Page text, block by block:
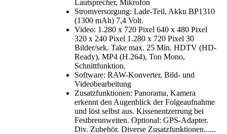
Lautsprecher, Mikrofon
Stromversorgung: Lade-Teil, Akku BP1310
(1300 mAh) 7,4 Volt.
Video: 1.280 x 720 Pixel 640 x 480 Pixel
320 x 240 Pixel 1.280 x 720 Pixel 30
Bilder/sek. Take max. 25 Min. HDTV (HD-
Ready), MP4 (H.264), Ton Mono,
Schnittfunktion.
Software: RAW-Konverter, Bild- und
Videobearbeitung
Zusatzfunktionen: Panorama, Kamera
erkennt den Augenblick der Folgeaufnahme
und löst selbst aus. Kissenentzerrung bei
Festbrennweiten. Optional: GPS-Adapter.
Div. Zubehör. Diverse Zusatzfunktionen......